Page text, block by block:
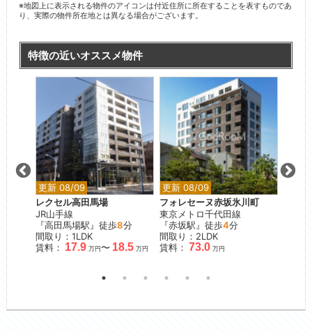
※地図上に表示される物件のアイコンは付近住所に所在することを表すものであ
り、実際の物件所在地とは異なる場合がございます。
特徴の近いオススメ物件
更新 08/09
レクセル高田馬場
JR山手線
『高田馬場駅』徒歩8分
間取り：1LDK
賃料： 17.9 万円〜 18.5 万円
更新 08/09
フォレセーヌ赤坂氷川町
東京メトロ千代田線
『赤坂駅』徒歩4分
間取り：2LDK
賃料： 73.0 万円